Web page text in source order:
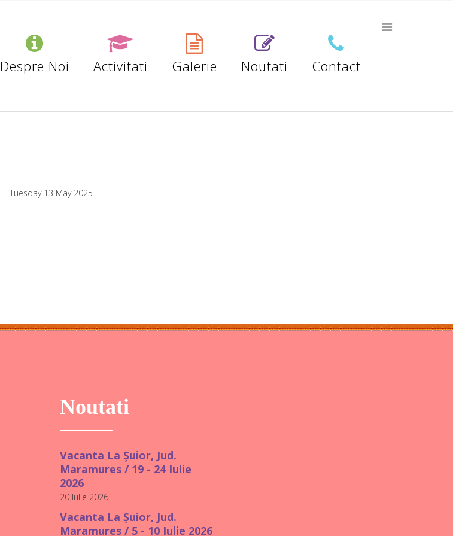
Despre Noi Activitati Galerie Noutati Contact
Tuesday 13 May 2025
Noutati
Vacanta La Șuior, Jud.
Maramures / 19 - 24 Iulie
2026
20 Iulie 2026
Vacanta La Șuior, Jud.
Maramures / 5 - 10 Iulie 2026